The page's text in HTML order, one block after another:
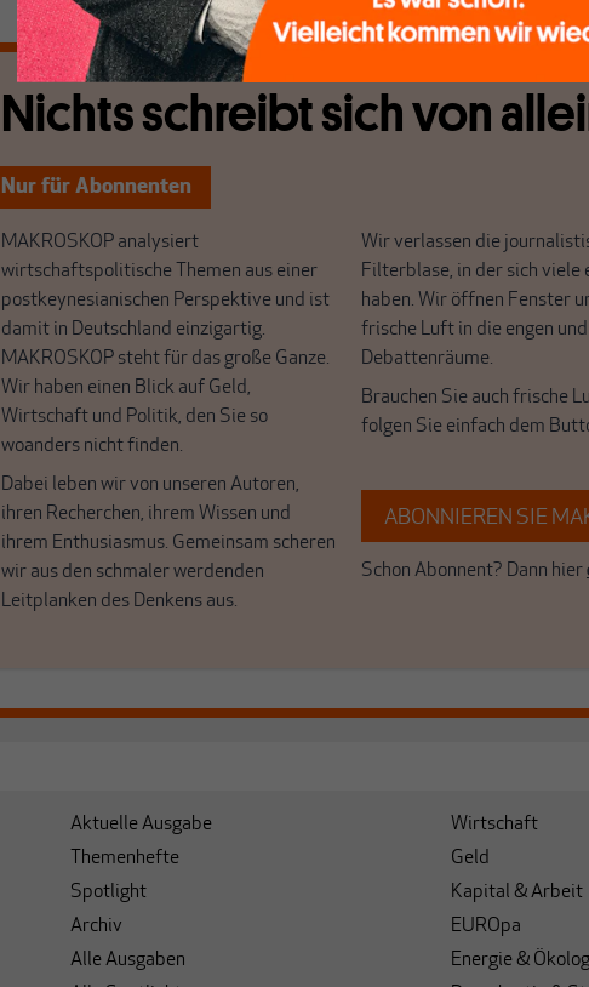
Nichts schreibt sich von
Nur für Abonnenten
MAKROSKOP analysiert
wirtschaftspolitische Themen aus einer
postkeynesianischen Perspektive und ist
damit in Deutschland einzigartig.
MAKROSKOP steht für das große Ganze.
Wir haben einen Blick auf Geld,
Wirtschaft und Politik, den Sie so
woanders nicht finden.
Dabei leben wir von unseren Autoren,
ihren Recherchen, ihrem Wissen und
ihrem Enthusiasmus. Gemeinsam scheren
wir aus den schmaler werdenden
Leitplanken des Denkens aus.
Wir verlassen die
Filterblase, in der sich viele
haben. Wir öffnen Fenster
frische Luft in die engen
Debattenräume.
Brauchen Sie auch frische
folgen Sie einfach dem
ABONNIEREN SIE
Schon Abonnent? Dann hier
Aktuelle Ausgabe
Themenhefte
Spotlight
Archiv
Alle Ausgaben
Wirtschaft
Geld
Kapital & Arbeit
EUROpa
Energie &